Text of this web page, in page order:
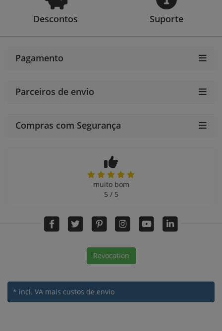
Descontos Suporte
Pagamento
Parceiros de envio
Compras com Segurança
muito bom
5 / 5
Revocation
* incl. VA mais custos de envio